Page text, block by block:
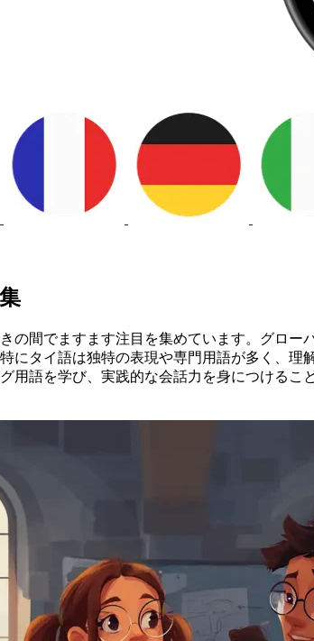
の間でますます注目を集めています。グロ
にタイ語は独特の表現や専門用語が多く、
用語を学び、実践的な会話力を身につける